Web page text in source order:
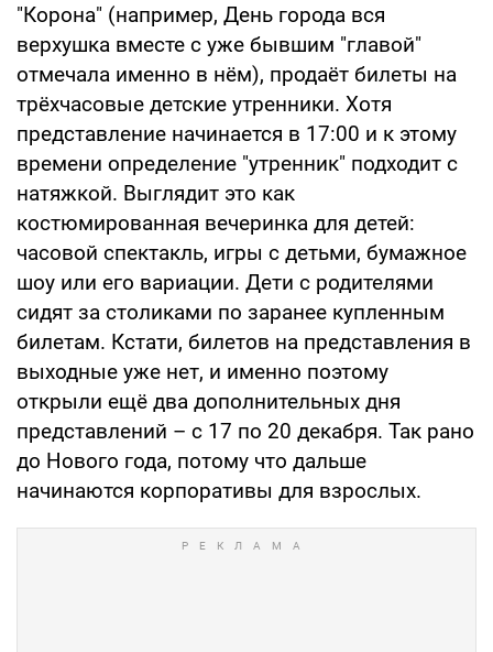
"Корона" (например, День города вся
верхушка вместе с уже бывшим "главой"
отмечала именно в нём), продаёт билеты на
трёхчасовые детские утренники. Хотя
представление начинается в 17:00 и к этому
времени определение "утренник" подходит с
натяжкой. Выглядит это как
костюмированная вечеринка для детей:
часовой спектакль, игры с детьми, бумажное
шоу или его вариации. Дети с родителями
сидят за столиками по заранее купленным
билетам. Кстати, билетов на представления в
выходные уже нет, и именно поэтому
открыли ещё два дополнительных дня
представлений – с 17 по 20 декабря. Так рано
до Нового года, потому что дальше
начинаются корпоративы для взрослых.